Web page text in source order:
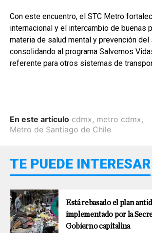
Con este encuentro, el STC Metro
internacional y el intercambio de buenas
materia de salud mental y prevención del
consolidando al programa Salvemos
referente para otros sistemas de
En este artículo cdmx, metro cdmx,
Metro de Santiago de Chile
TE PUEDE INTERESAR
Está rebasado el plan
implementado por la
Gobierno capitalina